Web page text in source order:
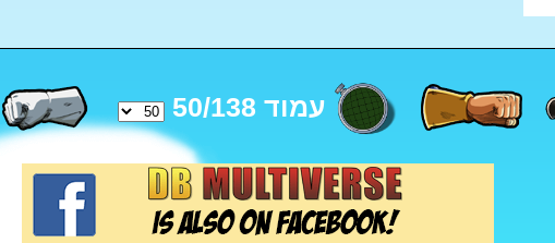
עמוד 50/138